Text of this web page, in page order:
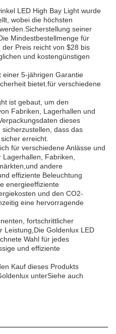
LED High Bay Light wurde
wobei die höchsten
seiner
Mindestbestellmenge für
Preis reicht von $28 bis
und kostengünstigen
einer 5-jährigen Garantie
bietet.für verschiedene
ist gebaut, um den
Fabriken, Lagerhallen und
dieses
dass das
erreicht.
für verschiedene Anlässe und
Fabriken,
andere
effiziente Beleuchtung
energieeffiziente
und den CO2-
eine hervorragende
fortschrittlicher
Leistung,Die Goldenlux LED
Wahl für jedes
und effiziente
Kauf dieses Produkts
unterSiehe auch